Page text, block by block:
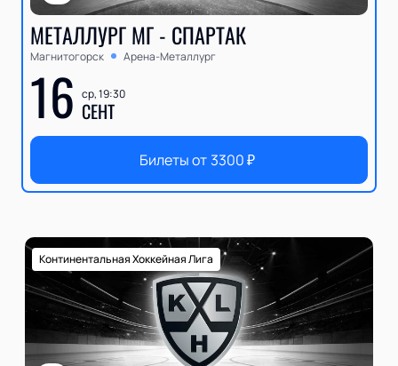
МЕТАЛЛУРГ МГ - СПАРТАК
Магнитогорск Арена-Металлург
16 ср, 19:30
СЕНТ
Билеты от 3300₽
Континентальная Хоккейная Лига